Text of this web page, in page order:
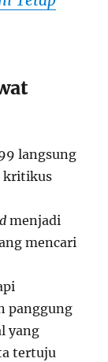
langsung
kritikus
menjadi
mencari
panggung
yang
tertuju